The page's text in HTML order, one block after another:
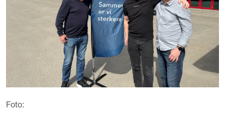
Foto: